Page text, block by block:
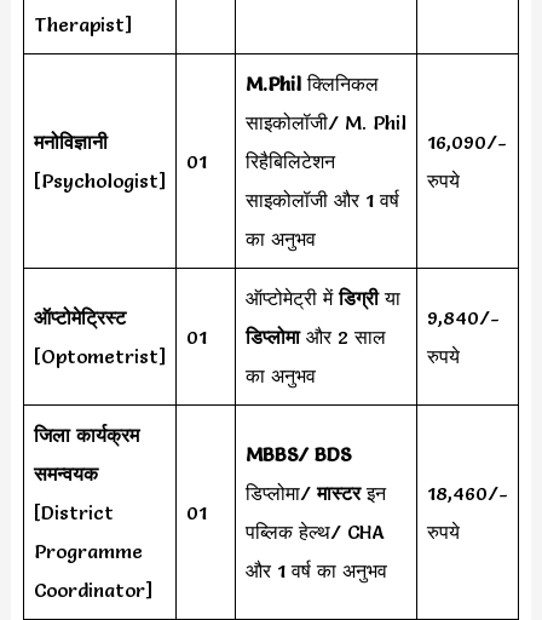
Therapist]
मनोविज्ञानी
[Psychologist]
01
M.Philक्लिनिकल
साइकोलॉजी/ M. Phil
रिहैबिलिटेशन
साइकोलॉजी और 1 वर्ष
का अनुभव
16,090/-
रुपये
ऑप्टोमेट्रिस्ट
[Optometrist]
01
ऑप्टोमेट्री मेंडिग्रीया
डिप्लोमाऔर 2 साल
का अनुभव
9,840/-
रुपये
जिला कार्यक्रम
समन्वयक
[District
Programme
Coordinator]
01
MBBS/ BDS
डिप्लोमा/मास्टरइन
पब्लिक हेल्थ/ CHA
और 1 वर्ष का अनुभव
18,460/-
रुपये